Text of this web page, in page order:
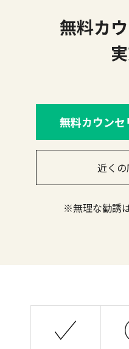
無料カ
無料カウン
近く
※無理な勧誘